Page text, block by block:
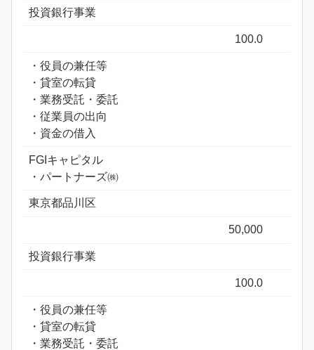
投資銀行事業
100.0
・役員の兼任等
・貸室の転貸
・業務受託・委託
・従業員の出向
・資金の借入
FGIキャピタル
・パートナーズ㈱
東京都品川区
50,000
投資銀行事業
100.0
・役員の兼任等
・貸室の転貸
・業務受託・委託